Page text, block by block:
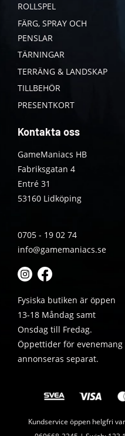
ROLLSPEL
FÄRG, SPRAY OCH
PENSLAR
TÄRNINGAR
TERRÄNG & LANDSKAP
TILLBEHÖR
PRESENTKORT
Kontakta oss
GameManiacs HB
Fabriksgatan 4
Entré 31
53160 Lidköping
0705 - 19 02 74
info@gamemaniacs.se
Fysiska butiken är öppen
13-18 Måndag samt
Onsdag till Fredag.
Öppettider för evenemang
annonseras separat.
Kundservice öppen helgfri